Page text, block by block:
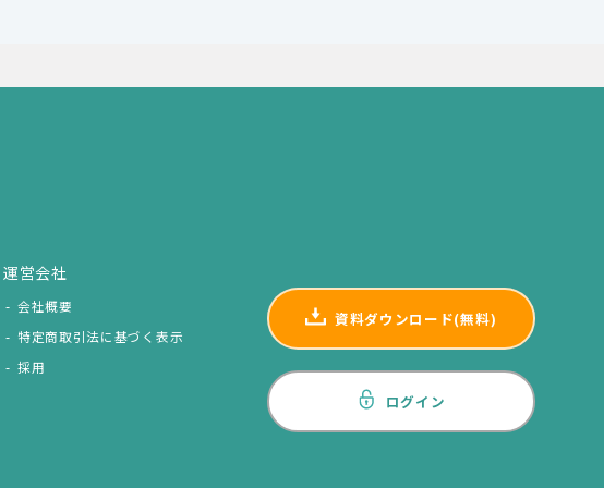
運営会社
会社概要
特定商取引法に基づく表示
採用
資料ダウンロード(無料)
ログイン